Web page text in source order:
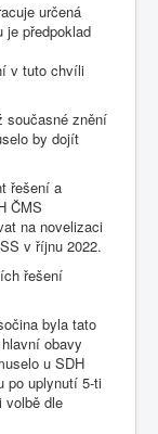
určená
je předpoklad
v tuto chvíli
současné znění
by dojít
řešení a
ČMS
na novelizaci
v říjnu 2022.
řešení
byla tato
obavy
u SDH
po uplynutí 5-ti
volbě dle